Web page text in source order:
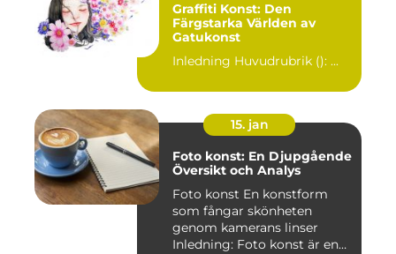
Graffiti Konst: Den
Färgstarka Världen av
Gatukonst
Inledning Huvudrubrik (): ...
15. jan
Foto konst: En Djupgående
Översikt och Analys
Foto konst En konstform
som fångar skönheten
genom kamerans linser
Inledning: Foto konst är en